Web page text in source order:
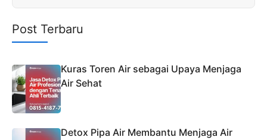
Post Terbaru
Kuras Toren Air sebagai Upaya Menjaga
Air Sehat
Detox Pipa Air Membantu Menjaga Air